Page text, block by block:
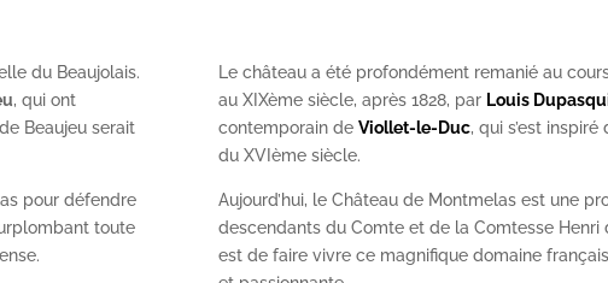
du Beaujolais.
, qui ont
Beaujeu serait
pour défendre
toute
Le château a été profondément remanié au
au XIXèmesiècle, après 1828, par Louis
contemporain de Viollet-le-Duc, qui s’est inspiré
du XVI èmesiècle.
Aujourd’hui, le Château de Montmelas est une
descendants du Comte et de la Comtesse Henri
est de faire vivre ce magnifique domaine